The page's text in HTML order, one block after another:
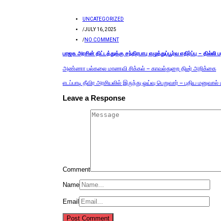
UNCATEGORIZED
/JULY 16, 2025
/NO COMMENT
பாஜக அரசின் திட்டத்துக்கு சந்திரபாபு எழுத்துப்பூர்வ எதிர்ப்பு – தில்லி
அண்ணா பல்கலை மாணவி சிக்கல் – காவல்துறை திடீர் அறிக்கை
எடப்பாடி தீவிர அரசியலில் இருந்து ஓய்வு பெறுவார் – புதிய மனுவால்
Leave a Response
Comment
Name
Email